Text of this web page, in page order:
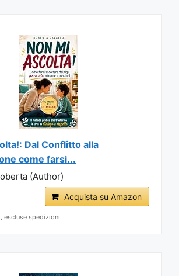
Dal Conflitto alla
come farsi...
(Author)
Acquista su Amazon
escluse spedizioni